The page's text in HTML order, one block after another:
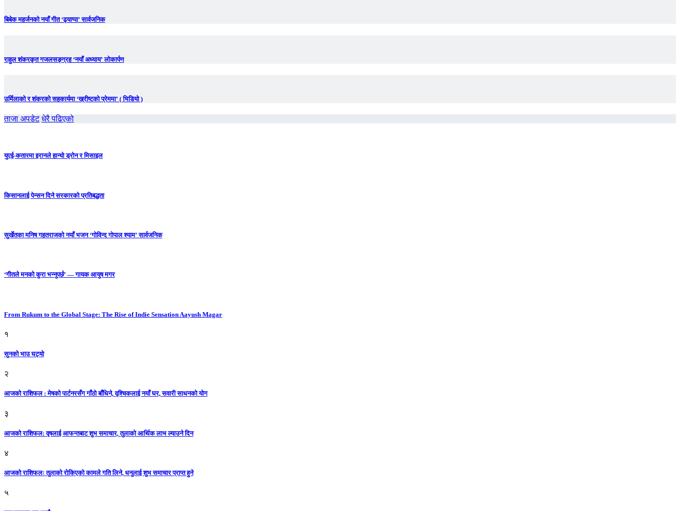
बिबेक महर्जनको नयाँ गीत ‘ढ्याप्पा’ सार्वजनिक
राहुल शंकरकृत गजलसङ्ग्रह ‘नयाँ अध्याय’ लोकार्पण
उर्मिलाको र शंकरको सहकार्यमा ‘ख्रीष्टको प्रेममा’ ( भिडियो )
ताजा अपडेट धेरै पढिएको
युएई-कतारमा इरानले हान्यो ड्रोन र मिसाइल
किसानलाई पेन्सन दिने सरकारको प्रतिबद्धता
सुर्खेतका मनिष गहतराजको नयाँ भजन ‘गोविन्द गोपाल श्याम’ सार्वजनिक
‘गीतले मनको कुरा भन्नुपर्छ’ — गायक आयुष मगर
From Rukum to the Global Stage: The Rise of Indie Sensation Aayush Magar
१
सुनको भाउ घट्याे
२
आजको राशिफल : मेषको पार्टनरसँग गाँठो बाँधिने, वृश्चिकलाई नयाँ घर, सवारी साधनकाे याेग
३
आजकाे राशिफल: वृषलाई आफन्तबाट शुभ समाचार, तुलाकाे आर्थिक लाभ ल्याउने दिन
४
आजको राशिफलः तुलाकाे रोकिएको कामले गति लिने, धनुलाई शुभ समाचार प्राप्त हुने
५